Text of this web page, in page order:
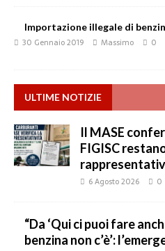
Importazione illegale di
30 Gennaio 2019 Massimo 0
ULTIME NOTIZIE
Il MASE
FIGISC
6 Agosto 2026 0
“Da ‘Qui ci puoi fare
benzina non c’è’: